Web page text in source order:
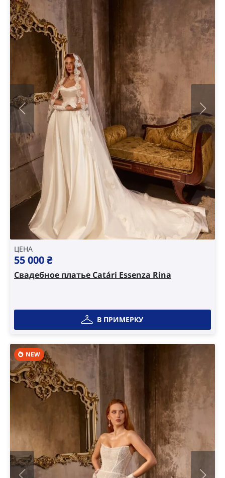
ЦЕНА
55 000₴
Свадебное платье Catári Essenza Rina
В ПРИМЕРКУ
NEW